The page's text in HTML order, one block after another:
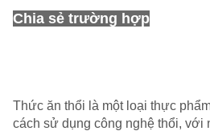
Chia sẻ trường hợp
Thức ăn thổi là một loại thực
cách sử dụng công nghệ thổi, với